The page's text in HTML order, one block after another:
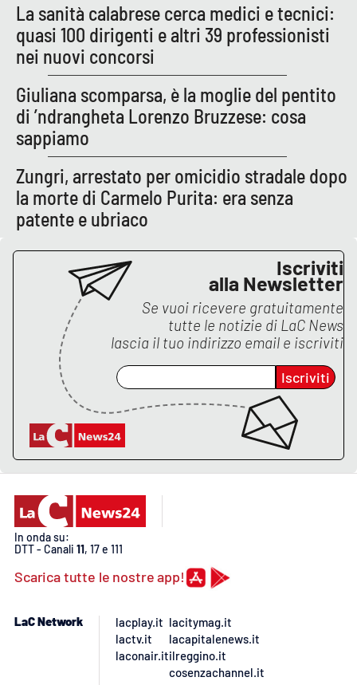
Leggendo Alvaro insieme
Imprese Di Calabria
Le perfidie di Antonella Grippo
Venti di comunicazione
STREAMING
LaC Network
LaC OnAir
EDIZIONI
LOCALI
Catanzaro
Crotone
Vibo Valentia
Reggio Calabria
Cosenza
Lamezia Terme
La sanità calabrese cerca medici e tecnici:
quasi 100 dirigenti e altri 39 professionisti
nei nuovi concorsi
Giuliana scomparsa, è la moglie del pentito
di ’ndrangheta Lorenzo Bruzzese: cosa
sappiamo
Zungri, arrestato per omicidio stradale dopo
la morte di Carmelo Purita: era senza
patente e ubriaco
Iscriviti
alla Newsletter
Se vuoi ricevere gratuitamente
tutte le notizie di LaC News
lascia il tuo indirizzo email e iscriviti
Iscriviti
In onda su:
DTT - Canali 11, 17 e 111
Scarica tutte le nostre app!
LaC Network
lacplay.it
lactv.it
laconair.it
lacitymag.it
lacapitalenews.it
ilreggino.it
cosenzachannel.it